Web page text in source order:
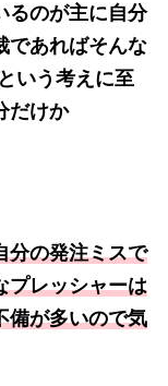
るのが主に自分
であればそんな
いう考えに至
だけか
分の発注ミスで
プレッシャーは
備が多いので気